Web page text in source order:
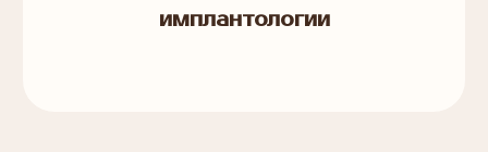
имплантологии